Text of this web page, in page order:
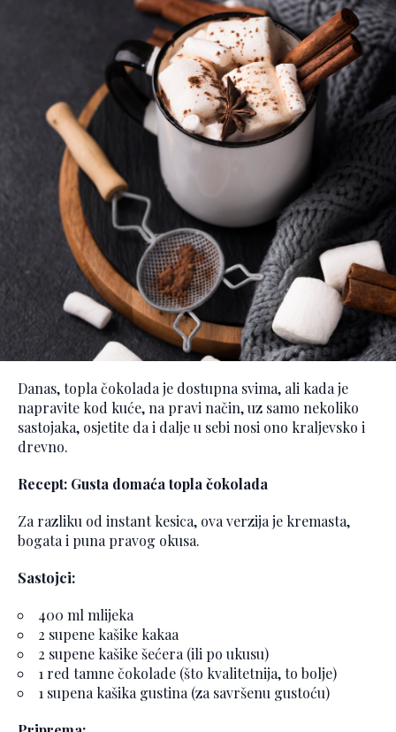
Danas, topla čokolada je dostupna svima, ali kada je
napravite kod kuće, na pravi način, uz samo nekoliko
sastojaka, osjetite da i dalje u sebi nosi ono kraljevsko i
drevno.
Recept: Gusta domaća topla čokolada
Za razliku od instant kesica, ova verzija je kremasta,
bogata i puna pravog okusa.
Sastojci:
400 ml mlijeka
2 supene kašike kakaa
2 supene kašike šećera (ili po ukusu)
1 red tamne čokolade (što kvalitetnija, to bolje)
1 supena kašika gustina (za savršenu gustoću)